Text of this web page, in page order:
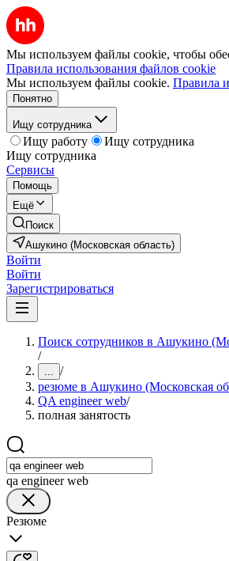
Мы используем файлы cookie, чтобы
Правила использования файлов cookie
Мы используем файлы cookie. Правила
Понятно
Ищу сотрудника
Ищу работу
Ищу сотрудника
Ищу сотрудника
Сервисы
Помощь
Ещё
Поиск
Ашукино (Московская область)
Войти
Войти
Зарегистрироваться
Поиск сотрудников в Ашукино
/
... /
резюме в Ашукино (Московская
QA engineer web/
полная занятость
qa engineer web
Резюме